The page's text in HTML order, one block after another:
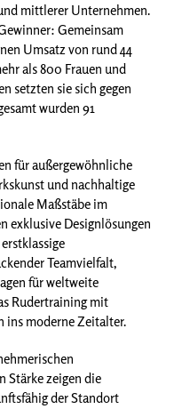
mittlerer Unternehmen.
Gemeinsam
Umsatz von rund 44
als 800 Frauen und
setzten sie sich gegen
wurden 91
für außergewöhnliche
und nachhaltige
Maßstäbe im
exklusive Designlösungen
Teamvielfalt,
für weltweite
Rudertraining mit
ins moderne Zeitalter.
Stärke zeigen die
der Standort